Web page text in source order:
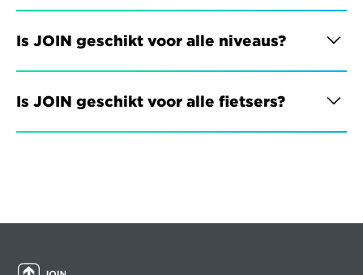
Is JOIN geschikt voor alle niveaus?
Is JOIN geschikt voor alle fietsers?